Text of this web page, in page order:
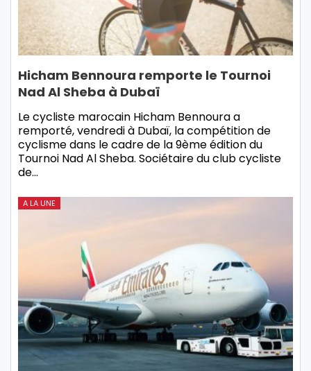
Hicham Bennoura remporte le Tournoi
Nad Al Sheba à Dubaï
Le cycliste marocain Hicham Bennoura a
remporté, vendredi à Dubaï, la compétition de
cyclisme dans le cadre de la 9ème édition du
Tournoi Nad Al Sheba. Sociétaire du club cycliste
de…
A LA UNE